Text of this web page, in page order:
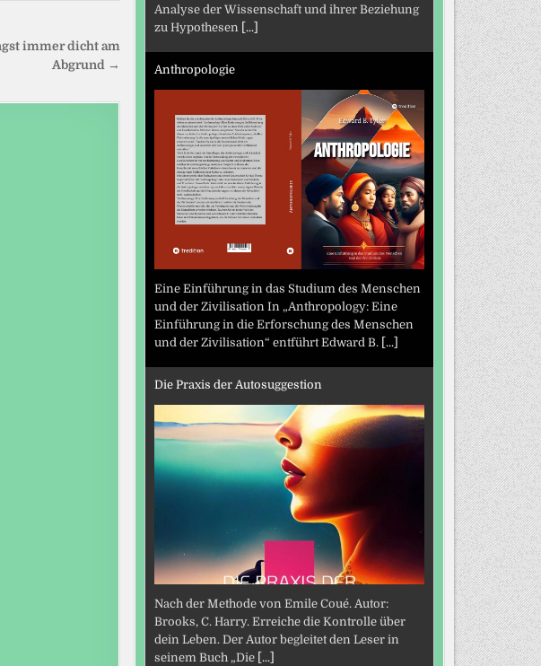
immer dicht am
Abgrund →
Analyse der Wissenschaft und ihrer Beziehung
zu Hypothesen [...]
Anthropologie
Eine Einführung in das Studium des Menschen
und der Zivilisation In „Anthropology: Eine
Einführung in die Erforschung des Menschen
und der Zivilisation“ entführt Edward B. [...]
Die Praxis der Autosuggestion
Nach der Methode von Emile Coué. Autor:
Brooks, C. Harry. Erreiche die Kontrolle über
dein Leben. Der Autor begleitet den Leser in
seinem Buch „Die [...]